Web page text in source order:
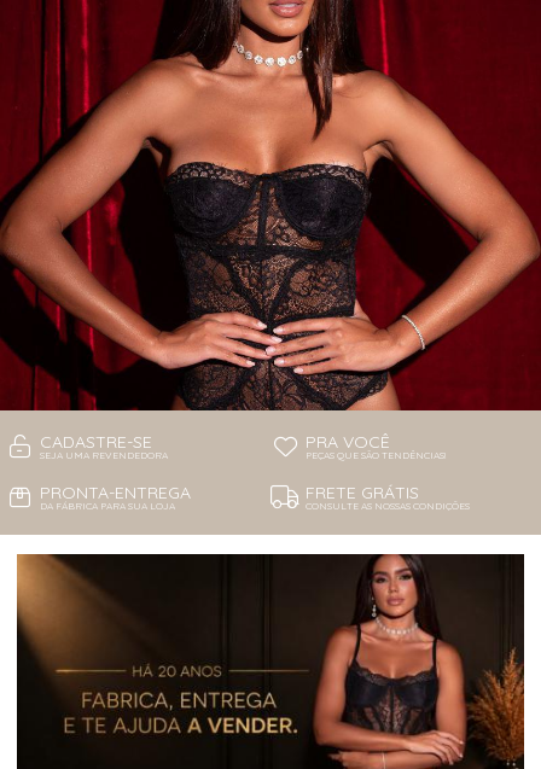
CADASTRE-SE
SEJA UMA REVENDEDORA
PRA VOCÊ
PEÇAS QUE SÃO TENDÊNCIAS!
PRONTA-ENTREGA
DA FÁBRICA PARA SUA LOJA
FRETE GRÁTIS
CONSULTE AS NOSSAS CONDIÇÕES